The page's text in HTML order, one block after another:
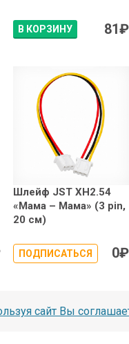
В КОРЗИНУ 81₽
Шлейф JST XH2.54
«Мама – Мама» (3 pin,
20 см)
ПОДПИСАТЬСЯ 0₽
сайт Вы